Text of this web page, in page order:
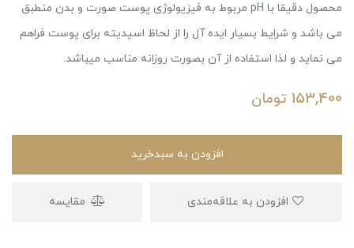
محصول دقیقا با pH مربوط به فیزیولوژی پوست صورت و بدن منطبق
می باشد و شرایط بسیار ایده آل را از لحاظ اسیدیته برای پوست فراهم
می نماید و لذا استفاده از آن بصورت روزانه مناسب میباشد.
153,400 تومان
افزودن به سبدخرید
مقایسه